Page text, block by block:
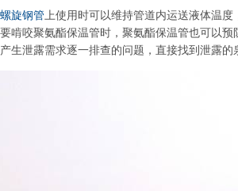
旋钢管 上使用时可以维持管道内运送液体温
啃咬聚氨酯保温管时，聚氨酯保温管也可以
生泄露需求逐一排查的问题，直接找到泄露的